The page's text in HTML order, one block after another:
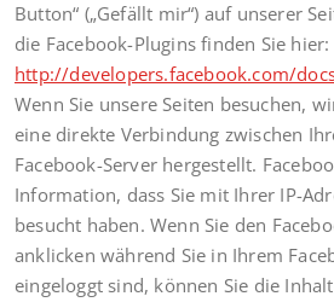
Button“ („Gefällt mir“) auf unserer
die Facebook-Plugins finden Sie hier:
http://developers.facebook.com/
Wenn Sie unsere Seiten besuchen,
eine direkte Verbindung zwischen
Facebook-Server hergestellt.
Information, dass Sie mit Ihrer IP-
besucht haben. Wenn Sie den
anklicken während Sie in Ihrem
eingeloggt sind, können Sie die